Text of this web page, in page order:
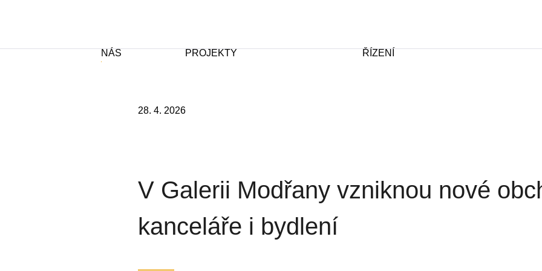
NÁS PROJEKTY ŘÍZENÍ
28. 4. 2026
V Galerii Modřany vzniknou nové
kanceláře i bydlení